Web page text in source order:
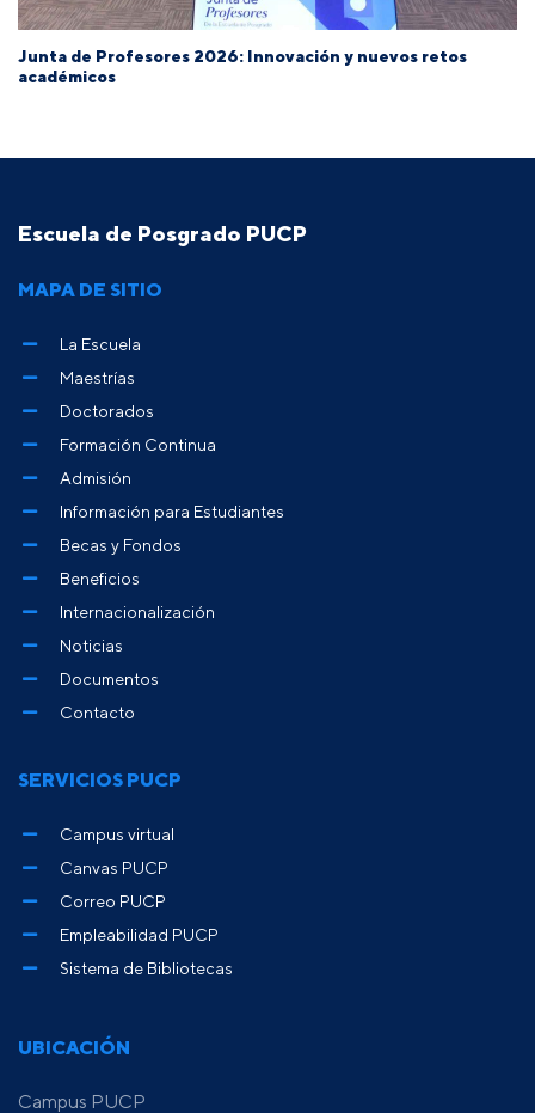
Junta de Profesores 2026: Innovación y nuevos retos
académicos
Escuela de Posgrado PUCP
UBICACIÓN
Campus PUCP
MAPA DE SITIO
La Escuela
Maestrías
Doctorados
Formación Continua
Admisión
Información para Estudiantes
Becas y Fondos
Beneficios
Internacionalización
Noticias
Documentos
Contacto
SERVICIOS PUCP
Campus virtual
Canvas PUCP
Correo PUCP
Empleabilidad PUCP
Sistema de Bibliotecas